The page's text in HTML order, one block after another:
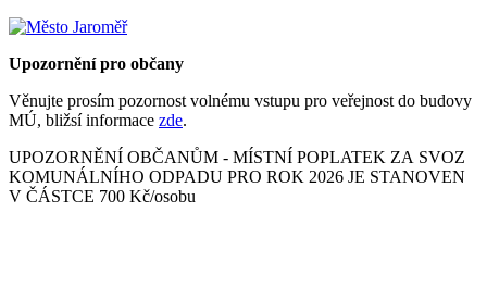
Upozornění pro občany
Věnujte prosím pozornost volnému vstupu pro veřejnost do budovy
MÚ, bližsí informace zde.
UPOZORNĚNÍ OBČANŮM - MÍSTNÍ POPLATEK ZA SVOZ
KOMUNÁLNÍHO ODPADU PRO ROK 2026 JE STANOVEN
V ČÁSTCE 700 Kč/osobu